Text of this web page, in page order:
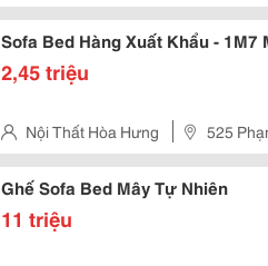
Chánh Hiệp.q. 12, Ho Chi Minh,
Sofa Bed Hàng Xuất Khẩu - 1M7
2,45 triệu
Nội Thất Hòa Hưng
525
Hcm
Ghế Sofa Bed Mây Tự Nhiên
11 triệu